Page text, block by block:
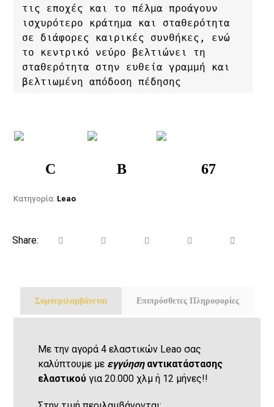
τις εποχές και το πέλμα προάγουν
ισχυρότερο κράτημα και σταθερότητα
σε διάφορες καιρικές συνθήκες, ενώ
το κεντρικό νεύρο βελτιώνει τη
σταθερότητα στην ευθεία γραμμή και
βελτιωμένη απόδοση πέδησης
C B 67
Κατηγορία: Leao
Συμπεριλαμβάνεται Επιπρόσθετες Πληροφορίες
Με την αγορά 4 ελαστικών Leao σας
καλύπτουμε με εγγύησηαντικατάστασης
ελαστικού για 20.000 χλμ ή 12 μήνες!!